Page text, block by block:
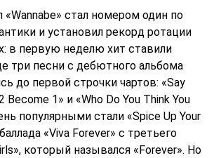
стал номером один по
и установил рекорд ротации
в первую неделю хит ставили
три песни с дебютного альбома
до первой строчки чартов: «Say
Become 1» и «Who Do You Think You
популярными стали «Spice Up Your
«Viva Forever» с третьего
который назывался «Forever». Но